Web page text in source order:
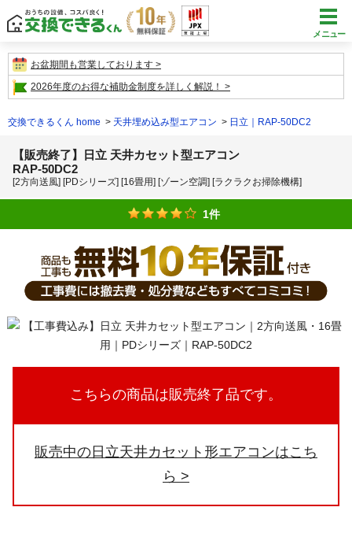
メニュー
お盆期間も営業しております
2026年度のお得な補助金制度を詳しく解説！
交換できるくん home 天井埋め込み型エアコン 日立｜RAP-50DC2
【販売終了】日立 天井カセット型エアコン
RAP-50DC2
[2方向送風] [PDシリーズ] [16畳用] [ゾーン空調] [ラクラクお掃除機構]
1件
こちらの商品は販売終了品です。
販売中の日立天井カセット形エアコンはこち
ら